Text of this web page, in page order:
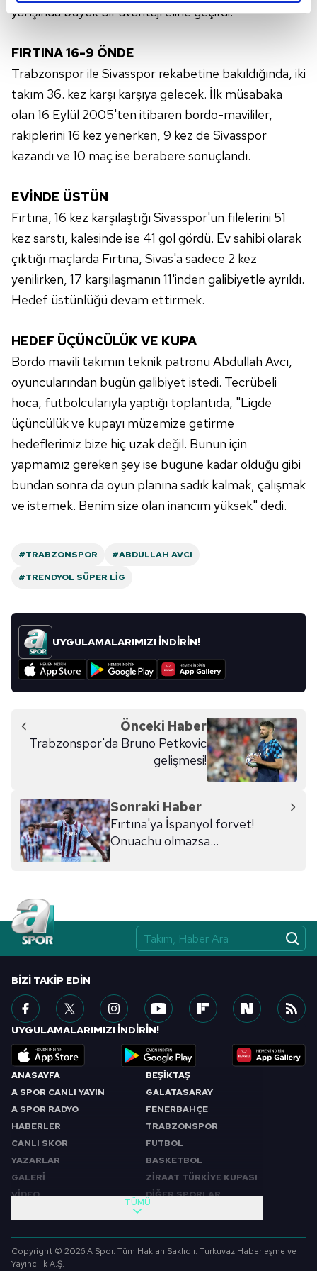
Her halükârda, kullanıcılar, bu çerezlere izin vermedikleri
takdirde, kullanıcılara hedefli reklamlar
gösterilmeyecektir."
Sitemizde kendimize ve üçüncü kişilere ait çerezler
kullanılmaktadır. Bu çerezler vasıtasıyla çeşitli kişisel
toplumu hizmetlerinin sunulması amacıyla
kullanılmaktadır. Diğer çerezler, sitemizin daha işlevsel
kılınması ve kişiselleştirilmesi ve sizlere yönelik
reklam/pazarlama faaliyetlerinin yapılması, amaçlarıyla
sınırlı olarak açık rızanız dahilinde kullanılacaktır.
Çerezlere ilişkin tercihlerinizi aşağıda yer alan panel
için Ayarlar butonuna tıklayabilir,
Metnimiziziyaret edebilirsiniz.
6698 sayılı Kişisel Verilerin Korunması Kanunu uyarınca
hazırlanmış Aydınlatma Metnimizi okumak ve sitemizde
ilgili mevzuata uygun olarak kullanılan çerezlerle ilgili bilgi
almak için lütfen
tıklayınız
yarışında büyük bir avantajı eline geçirdi.
FIRTINA 16-9 ÖNDE
Trabzonspor ile Sivasspor rekabetine bakıldığında, iki
takım 36. kez karşı karşıya gelecek. İlk müsabaka
olan 16 Eylül 2005'ten itibaren bordo-mavililer,
rakiplerini 16 kez yenerken, 9 kez de Sivasspor
kazandı ve 10 maç ise berabere sonuçlandı.
EVİNDE ÜSTÜN
Fırtına, 16 kez karşılaştığı Sivasspor'un filelerini 51
kez sarstı, kalesinde ise 41 gol gördü. Ev sahibi olarak
çıktığı maçlarda Fırtına, Sivas'a sadece 2 kez
yenilirken, 17 karşılaşmanın 11'inden galibiyetle ayrıldı.
Hedef üstünlüğü devam ettirmek.
HEDEF ÜÇÜNCÜLÜK VE KUPA
Bordo mavili takımın teknik patronu Abdullah Avcı,
oyuncularından bugün galibiyet istedi. Tecrübeli
hoca, futbolcularıyla yaptığı toplantıda, "Ligde
üçüncülük ve kupayı müzemize getirme
hedeflerimiz bize hiç uzak değil. Bunun için
yapmamız gereken şey ise bugüne kadar olduğu gibi
bundan sonra da oyun planına sadık kalmak, çalışmak
ve istemek. Benim size olan inancım yüksek" dedi.
#TRABZONSPOR
#ABDULLAH AVCI
#TRENDYOL SÜPER LIG
UYGULAMALARIMIZI İNDİRİN!
Önceki Haber
Trabzonspor'da Bruno Petkovic
gelişmesi!
Sonraki Haber
Fırtına'ya İspanyol forvet!
Onuachu olmazsa...
ANASAYFA
A SPOR CANLI YAYIN
A SPOR RADYO
HABERLER
CANLI SKOR
YAZARLAR
GALERİ
VİDEO
BEŞİKTAŞ
GALATASARAY
FENERBAHÇE
TRABZONSPOR
FUTBOL
BASKETBOL
ZİRAAT TÜRKİYE KUPASI
DİĞER SPORLAR
SABAH SPORU
SPOR GÜNDEMİ
FUTBOL
TÜMÜ
BIZI TAKIP EDIN
UYGULAMALARIMIZI İNDİRİN!
Copyright © 2026 A Spor. Tüm Hakları Saklıdır. Turkuvaz Haberleşme ve
Yayıncılık A.Ş.